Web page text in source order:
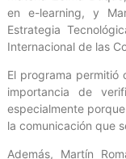
en e-learning, y
Estrategia
Internacional de las
El programa permitió
importancia de
especialmente
la comunicación que
Además, Martín